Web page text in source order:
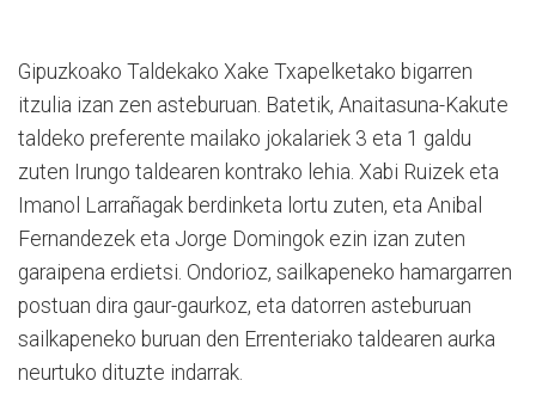
Gipuzkoako Taldekako Xake Txapelketako bigarren
itzulia izan zen asteburuan. Batetik, Anaitasuna-Kakute
taldeko preferente mailako jokalariek 3 eta 1 galdu
zuten Irungo taldearen kontrako lehia. Xabi Ruizek eta
Imanol Larrañagak berdinketa lortu zuten, eta Anibal
Fernandezek eta Jorge Domingok ezin izan zuten
garaipena erdietsi. Ondorioz, sailkapeneko hamargarren
postuan dira gaur-gaurkoz, eta datorren asteburuan
sailkapeneko buruan den Errenteriako taldearen aurka
neurtuko dituzte indarrak.